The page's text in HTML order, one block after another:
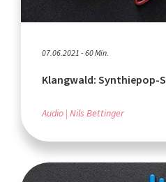
07.06.2021 - 60 Min.
Klangwald: Synthiepop-
Audio Nils Bettinger